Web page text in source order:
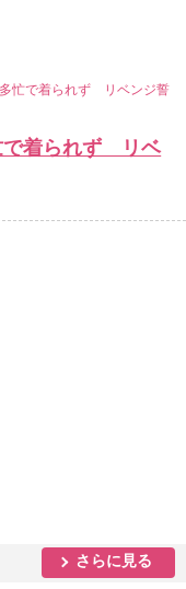
忙で着られず リベンジ誓
で着られず リベ
さらに見る